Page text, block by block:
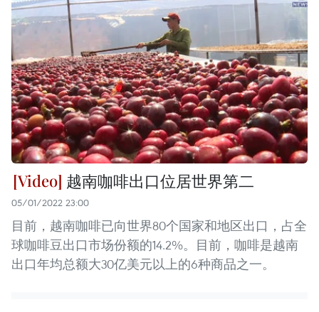
越南咖啡出口位居世界第二
05/01/2022 23:00
目前，越南咖啡已向世界80个国家和地区出口，占全
球咖啡豆出口市场份额的14.2%。目前，咖啡是越南
出口年均总额大30亿美元以上的6种商品之一。